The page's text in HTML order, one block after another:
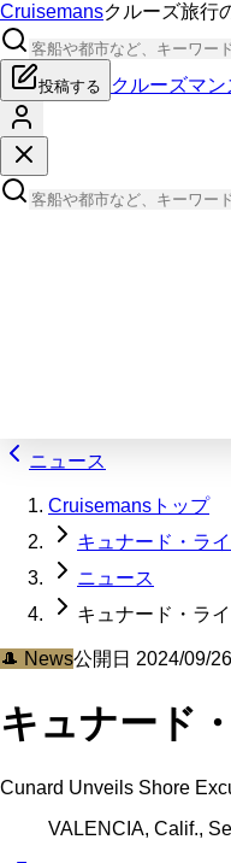
Cruisemansクルーズ旅行
投稿する クルーズマン
ニュース
Cruisemansトップ
キュナード・ラ
ニュース
キュナード・ラ
🎩 News公開日 2024/09/26
キュナード
Cunard Unveils Shore
VALENCIA, Calif.,